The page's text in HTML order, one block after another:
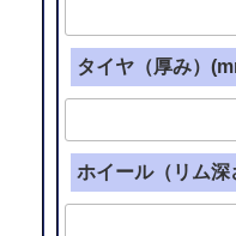
タイヤ（厚み）
ホイール（リム深